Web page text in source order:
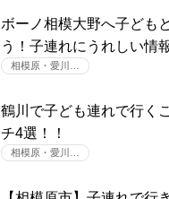
ボーノ相模大野へ子ども
う！子連れにうれしい情
相模原・愛川…
鶴川で子ども連れで行く
チ4選！！
相模原・愛川…